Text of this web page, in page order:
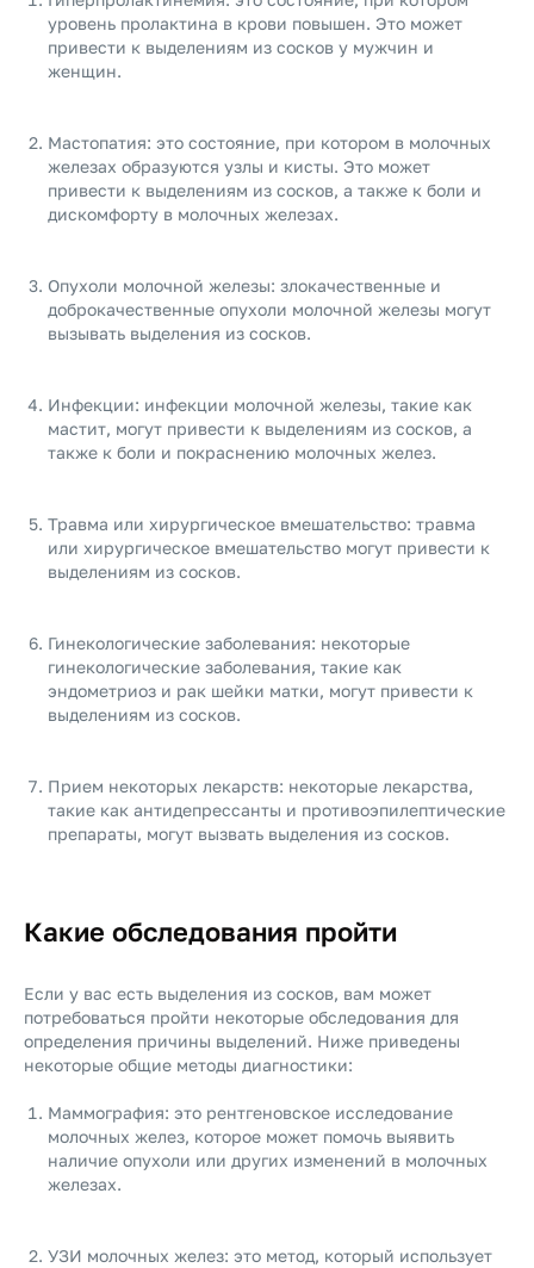
уровень пролактина в крови повышен. Это может
привести к выделениям из сосков у мужчин и
женщин.
Мастопатия: это состояние, при котором в молочных
железах образуются узлы и кисты. Это может
привести к выделениям из сосков, а также к боли и
дискомфорту в молочных железах.
Опухоли молочной железы: злокачественные и
доброкачественные опухоли молочной железы могут
вызывать выделения из сосков.
Инфекции: инфекции молочной железы, такие как
мастит, могут привести к выделениям из сосков, а
также к боли и покраснению молочных желез.
Травма или хирургическое вмешательство: травма
или хирургическое вмешательство могут привести к
выделениям из сосков.
Гинекологические заболевания: некоторые
гинекологические заболевания, такие как
эндометриоз и рак шейки матки, могут привести к
выделениям из сосков.
Прием некоторых лекарств: некоторые лекарства,
такие как антидепрессанты и противоэпилептические
препараты, могут вызвать выделения из сосков.
Какие обследования пройти
Если у вас есть выделения из сосков, вам может
потребоваться пройти некоторые обследования для
определения причины выделений. Ниже приведены
некоторые общие методы диагностики:
Маммография: это рентгеновское исследование
молочных желез, которое может помочь выявить
наличие опухоли или других изменений в молочных
железах.
УЗИ молочных желез: это метод, который использует